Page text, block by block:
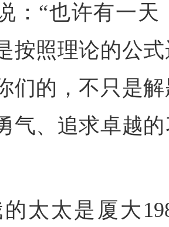
：“也许有一
按照理论的公
们的，不只是
气、追求卓越
的太太是厦大